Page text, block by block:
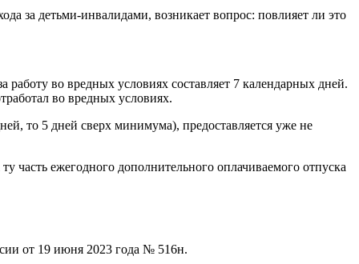
за детьми-инвалидами, возникает вопрос: повлияет ли это
работу во вредных условиях составляет 7 календарных дней.
во вредных условиях.
то 5 дней сверх минимума), предоставляется уже не
ежегодного дополнительного оплачиваемого отпуска
от 19 июня 2023 года № 516н.